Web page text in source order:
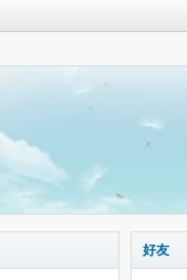
好友